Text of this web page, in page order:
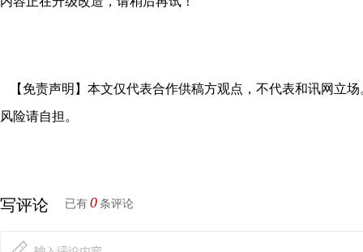
【免责声明】本文仅代表合作供稿方观点，不代表和讯网立
风险请自担。
写评论 已有 0 条评论